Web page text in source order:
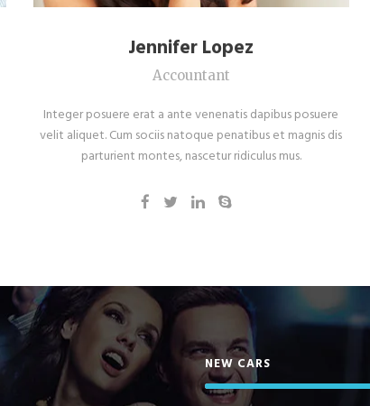
Jennifer Lopez
Accountant
Integer posuere erat a ante venenatis dapibus posuere
velit aliquet. Cum sociis natoque penatibus et magnis dis
parturient montes, nascetur ridiculus mus.
NEW CARS